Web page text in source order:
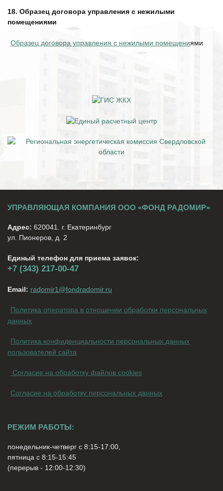
18. Образец договора управления с нежилыми
помещениями
Образец договора управления с нежилыми помещениями
УПРАВЛЯЮЩАЯ КОМПАНИЯ ООО «ФОНД РАДОМИР»
Адрес: 620041. г. Екатеринбург
ул. Пионеров, д. 2
Единый телефон для приема заявок:
+7 (343) 217-00-47
Email: radomir1@fondradomir.ru
Политика оператора в отношении обработки персональных
данных
Политика конфиденциальности персональных данных
пользователей сайта
Согласие на обработку файлов cookies
Согласие на обработку персональных данных
РЕЖИМ РАБОТЫ:
понедельник-четверг с 8:15-17:00,
пятница с 8:15-15:45
(перерыв - 12:00-12:30)